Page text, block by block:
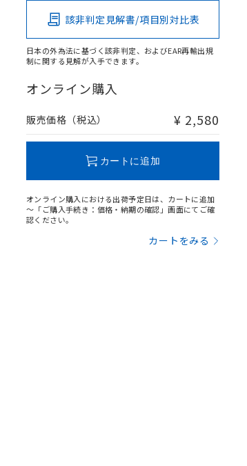
該非判定見解書/項目別対比表
日本の外為法に基づく該非判定、およびEAR再輸出規
制に関する見解が入手できます。
オンライン購入
販売価格（税込） ¥ 2,580
カートに追加
オンライン購入における出荷予定日は、カートに追加
～「ご購入手続き：価格・納期の確認」画面にてご確
認ください。
カートをみる